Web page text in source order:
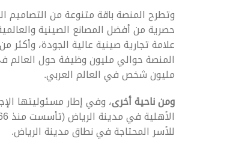
وتطرح المنصة باقة متنوعة من التصاميم
مليون شخص في العالم العربي.
ومن ناحية أخرى، وفي إطار مسئوليتها
للأسر المحتاجة في نطاق مدينة الرياض.